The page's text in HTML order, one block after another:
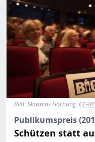
Bild:Matthias Hornung CC-
Publikumspreis
Schützen statt